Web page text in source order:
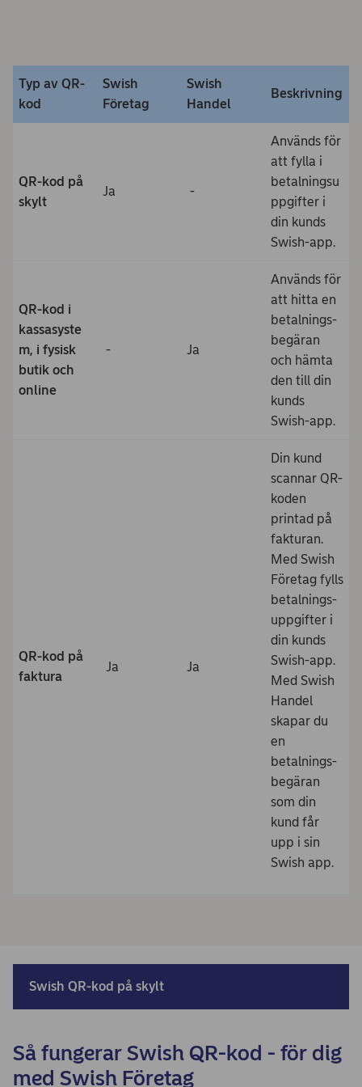
Typ av QR-
kod
Swish
Företag
Swish
Handel
Beskrivning
QR-kod på
skylt
Ja -
Används för
att fylla i
betalningsu
ppgifter i
din kunds
Swish-app.
QR-kod i
kassasyste
m, i fysisk
butik och
online
- Ja
Används för
att hitta en
betalnings-
begäran
och hämta
den till din
kunds
Swish-app.
QR-kod på
faktura
Ja Ja
Din kund
scannar QR-
koden
printad på
fakturan.
Med Swish
Företag fylls
betalnings-
uppgifter i
din kunds
Swish-app.
Med Swish
Handel
skapar du
en
betalnings-
begäran
som din
kund får
upp i sin
Swish app.
Swish QR-kod på skylt
Så fungerar Swish QR-kod - för dig
med Swish Företag